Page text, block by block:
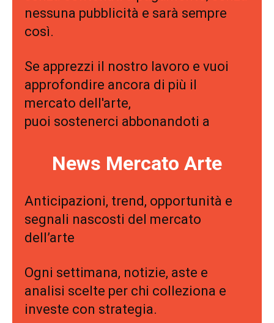
nessuna pubblicità e sarà sempre
così.
Se apprezzi il nostro lavoro e vuoi
approfondire ancora di più il
mercato dell'arte,
puoi sostenerci abbonandoti a
News Mercato Arte
Anticipazioni, trend, opportunità e
segnali nascosti del mercato
dell’arte
Ogni settimana, notizie, aste e
analisi scelte per chi colleziona e
investe con strategia.